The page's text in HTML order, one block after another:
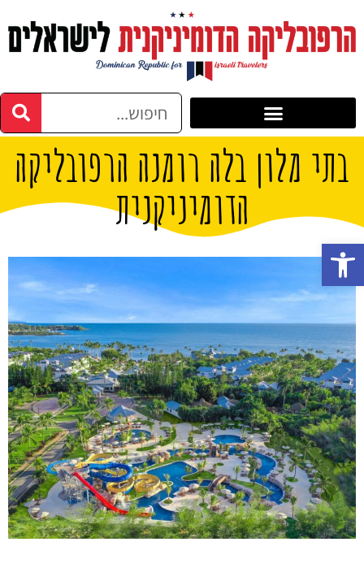
בתי מלון בלה רומנה הרפובליקה
הדומיניקנית
פתח סרגל נגישות